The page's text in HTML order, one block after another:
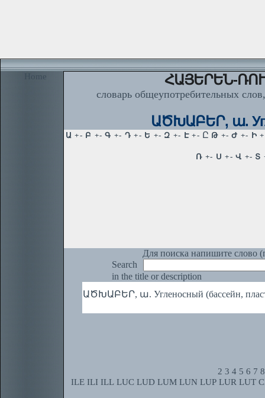
Home ՀԱՅԵՐԵՆ-
словарь общеупотребительных
ԱԾԽԱԲԵՐ, ա.
Для поиска напишите слово
Search
in the title or description
ԱԾԽԱԲԵՐ, ա. Угленосный (бассейн,
2 3 4 5 6 7 8
ILE ILI ILL LUC LUD LUM LUN LUP LUR LUT